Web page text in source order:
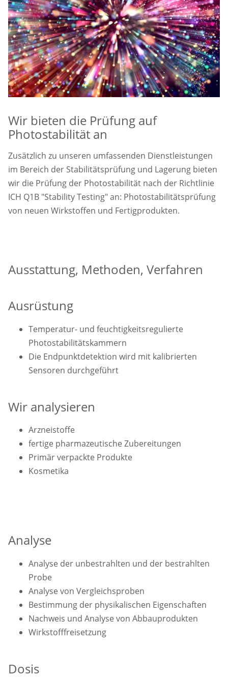
Wir bieten die Prüfung auf
Photostabilität an
Zusätzlich zu unseren umfassenden Dienstleistungen
im Bereich der Stabilitätsprüfung und Lagerung bieten
wir die Prüfung der Photostabilität nach der Richtlinie
ICH Q1B "Stability Testing" an: Photostabilitätsprüfung
von neuen Wirkstoffen und Fertigprodukten.
Ausstattung, Methoden, Verfahren
Ausrüstung
Temperatur- und feuchtigkeitsregulierte
Photostabilitätskammern
Die Endpunktdetektion wird mit kalibrierten
Sensoren durchgeführt
Wir analysieren
Arzneistoffe
fertige pharmazeutische Zubereitungen
Primär verpackte Produkte
Kosmetika
Analyse
Analyse der unbestrahlten und der bestrahlten
Probe
Analyse von Vergleichsproben
Bestimmung der physikalischen Eigenschaften
Nachweis und Analyse von Abbauprodukten
Wirkstofffreisetzung
Dosis